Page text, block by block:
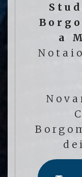
a